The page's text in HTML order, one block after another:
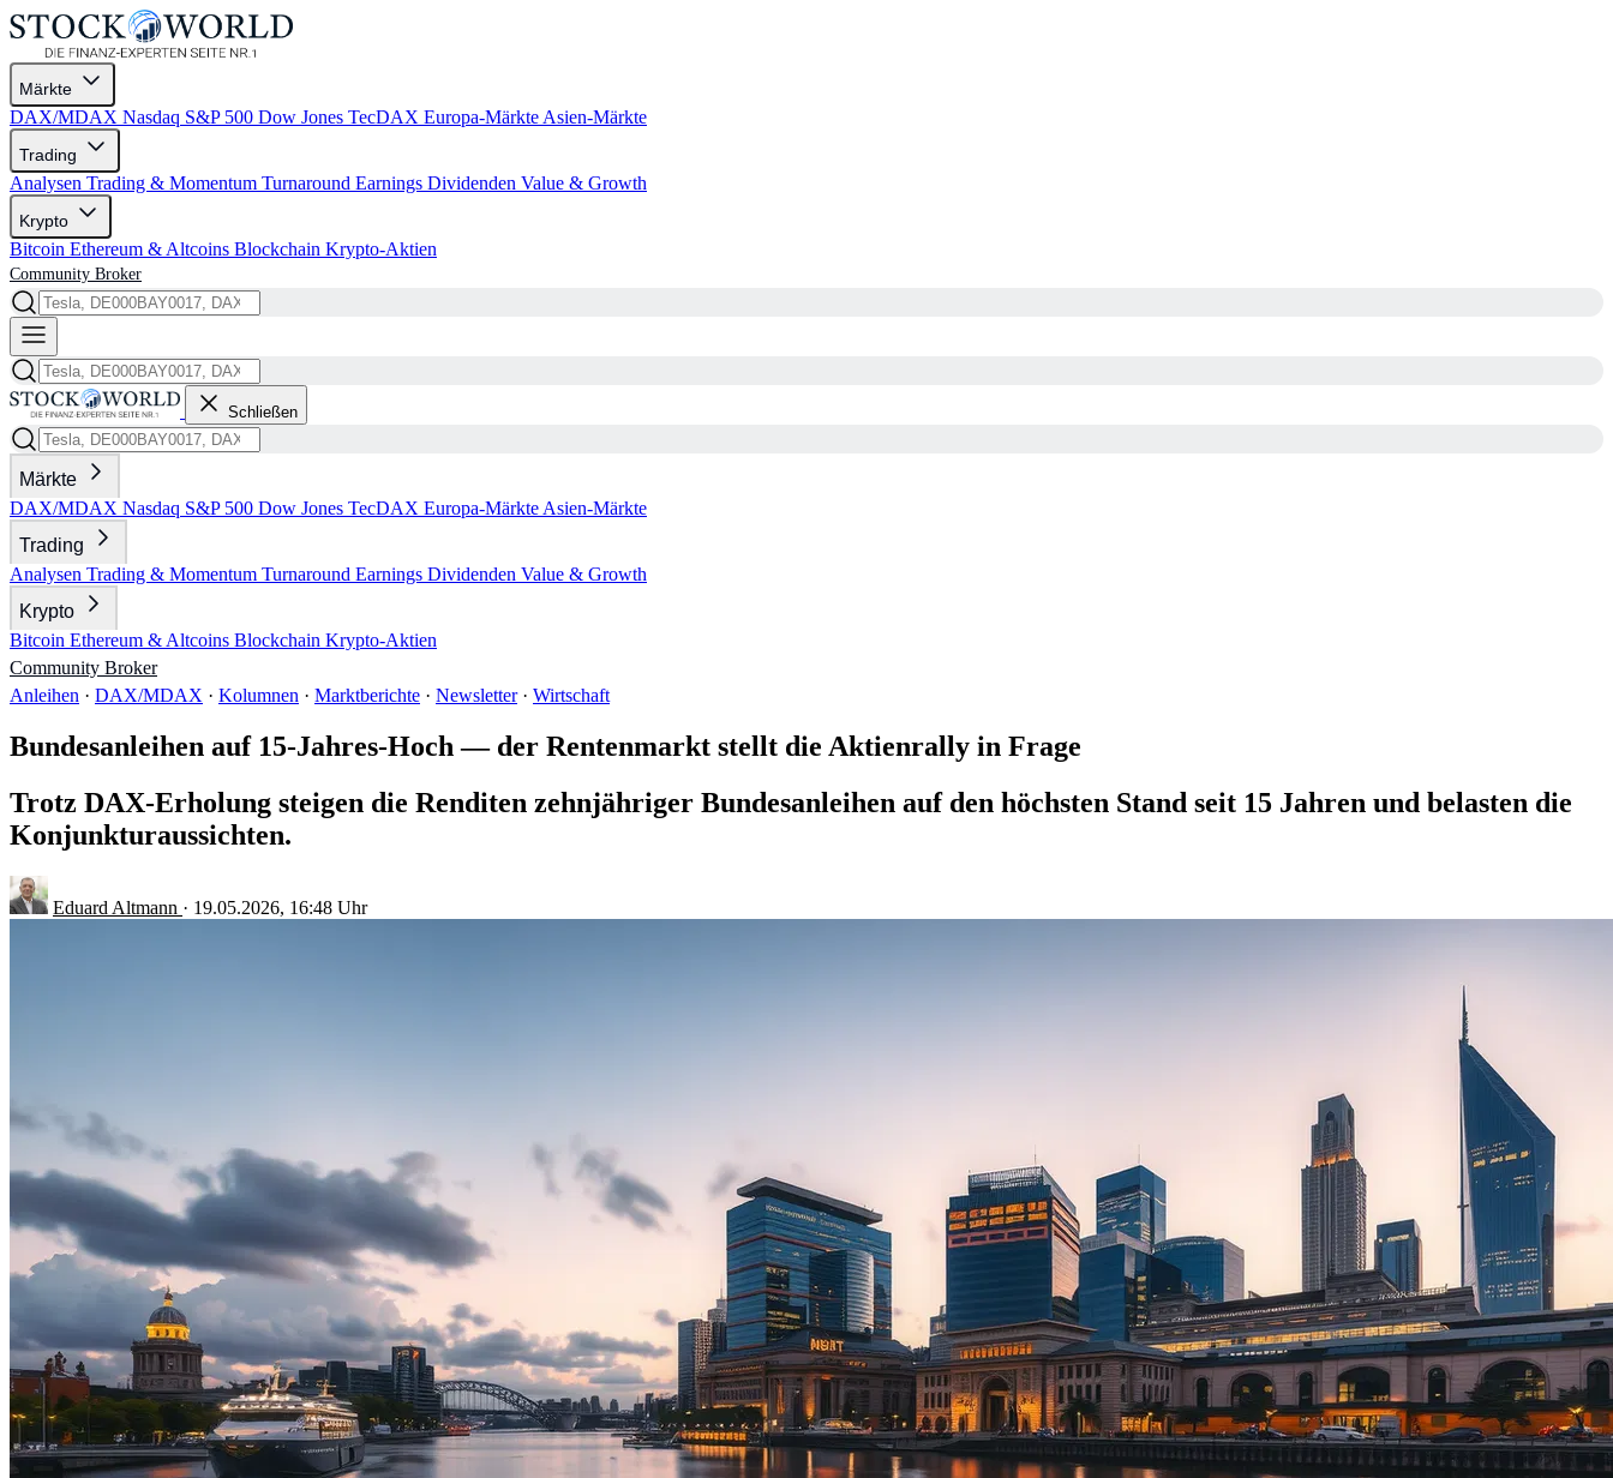
Märkte
DAX/MDAX Nasdaq S&P 500 Dow Jones TecDAX Europa-Märkte Asien-Märkte
Trading
Analysen Trading & Momentum Turnaround Earnings Dividenden Value & Growth
Krypto
Bitcoin Ethereum & Altcoins Blockchain Krypto-Aktien
Community Broker
Schließen
Märkte
DAX/MDAX Nasdaq S&P 500 Dow Jones TecDAX Europa-Märkte Asien-Märkte
Trading
Analysen Trading & Momentum Turnaround Earnings Dividenden Value & Growth
Krypto
Bitcoin Ethereum & Altcoins Blockchain Krypto-Aktien
Community Broker
Anleihen · DAX/MDAX · Kolumnen · Marktberichte · Newsletter · Wirtschaft
Bundesanleihen auf 15-Jahres-Hoch — der Rentenmarkt stellt die Aktienrally in Frage
Trotz DAX-Erholung steigen die Renditen zehnjähriger Bundesanleihen auf den höchsten Stand seit 15 Jahren und belasten die
Konjunkturaussichten.
Eduard Altmann · 19.05.2026, 16:48 Uhr